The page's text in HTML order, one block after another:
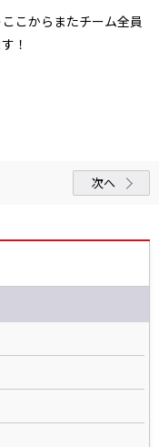
こからまたチーム全員
！
次へ